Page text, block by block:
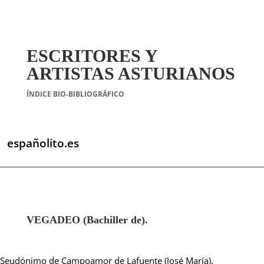
ESCRITORES Y
ARTISTAS ASTURIANOS
ÍNDICE BIO-BIBLIOGRÁFICO
españolito.es
VEGADEO (Bachiller de).
Seudónimo de Campoamor de Lafuente (José María).